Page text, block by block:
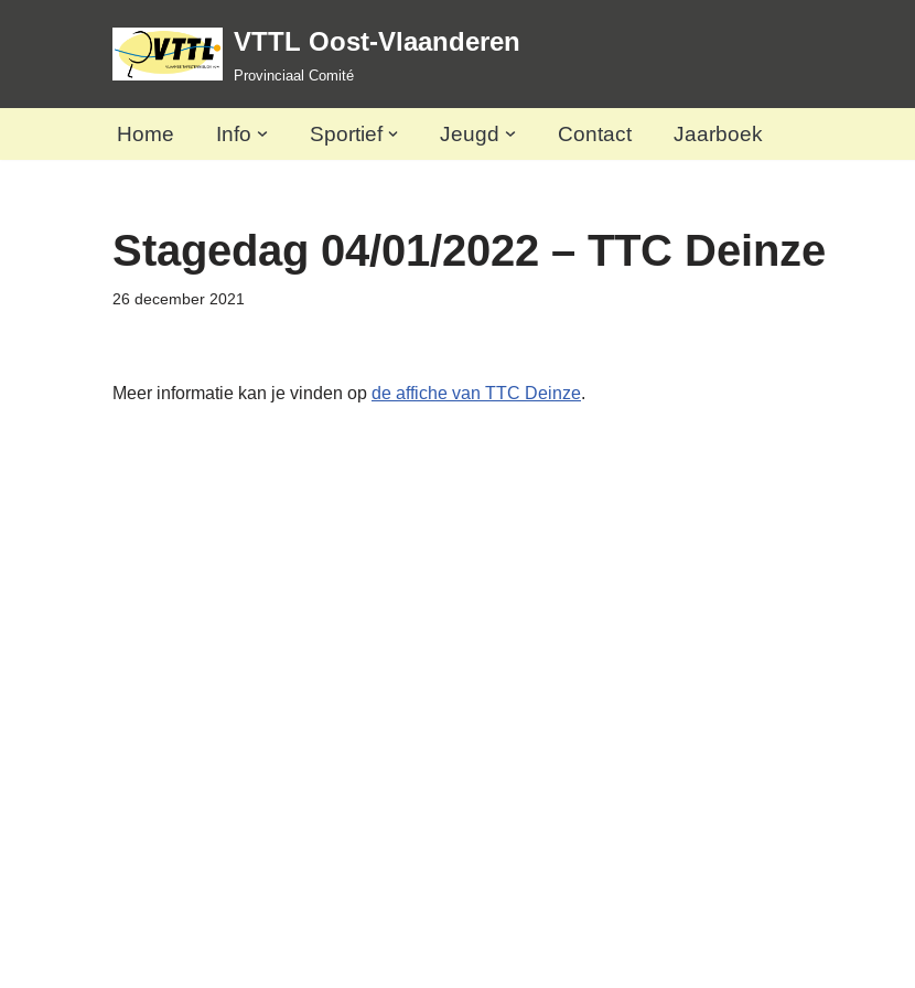
VTTL Oost-Vlaanderen
Provinciaal Comité
Home Info Sportief Jeugd Contact Jaarboek
Stagedag 04/01/2022 – TTC Deinze
26 december 2021
Meer informatie kan je vinden op de affiche van TTC Deinze.